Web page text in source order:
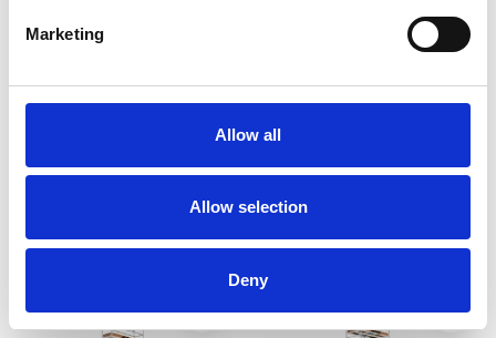
Marketing
Allow all
Allow selection
Deny
einseitig 135 x 305 x 12,2
m Arbeitshöhe
Exkl. MwSt
ASC Rollgerüst AGS Pro
doppelseitig 135 x 250 x
12,2 m Arbeitshöhe
€5.849,00
Exkl. MwSt